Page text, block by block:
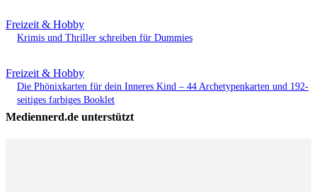
Freizeit & Hobby
Krimis und Thriller schreiben für Dummies
Freizeit & Hobby
Die Phönixkarten für dein Inneres Kind – 44 Archetypenkarten und 192-
seitiges farbiges Booklet
Mediennerd.de unterstützt